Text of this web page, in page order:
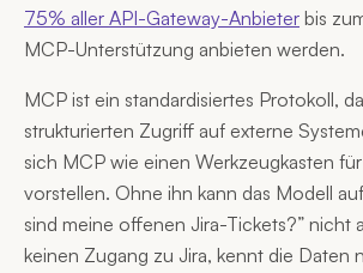
75% aller API-Gateway-Anbieter bis
MCP-Unterstützung anbieten werden.
MCP ist ein standardisiertes Protokoll,
strukturierten Zugriff auf externe
sich MCP wie einen Werkzeugkasten
vorstellen. Ohne ihn kann das Modell
sind meine offenen Jira-Tickets?” nicht
keinen Zugang zu Jira, kennt die Daten